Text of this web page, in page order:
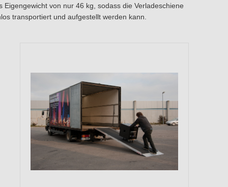
Eigengewicht von nur 46 kg, sodass die Verladeschiene
transportiert und aufgestellt werden kann.